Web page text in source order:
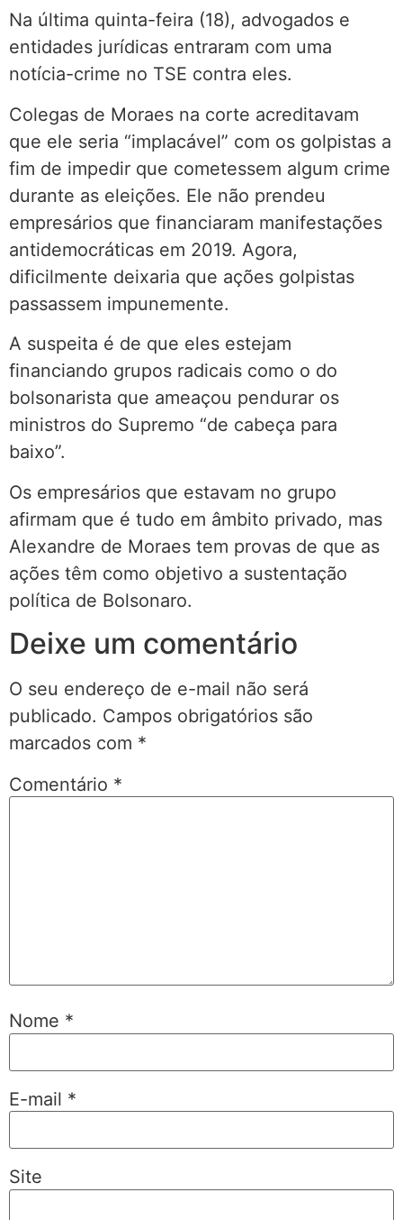
Na última quinta-feira (18), advogados e
entidades jurídicas entraram com uma
notícia-crime no TSE contra eles.
Colegas de Moraes na corte acreditavam
que ele seria “implacável” com os golpistas a
fim de impedir que cometessem algum crime
durante as eleições. Ele não prendeu
empresários que financiaram manifestações
antidemocráticas em 2019. Agora,
dificilmente deixaria que ações golpistas
passassem impunemente.
A suspeita é de que eles estejam
financiando grupos radicais como o do
bolsonarista que ameaçou pendurar os
ministros do Supremo “de cabeça para
baixo”.
Os empresários que estavam no grupo
afirmam que é tudo em âmbito privado, mas
Alexandre de Moraes tem provas de que as
ações têm como objetivo a sustentação
política de Bolsonaro.
Deixe um comentário
O seu endereço de e-mail não será
publicado. Campos obrigatórios são
marcados com *
Comentário *
Nome *
E-mail *
Site